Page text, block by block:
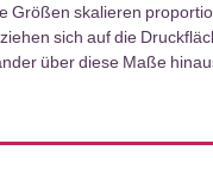
Größen skalieren
sich auf die
über diese Maße